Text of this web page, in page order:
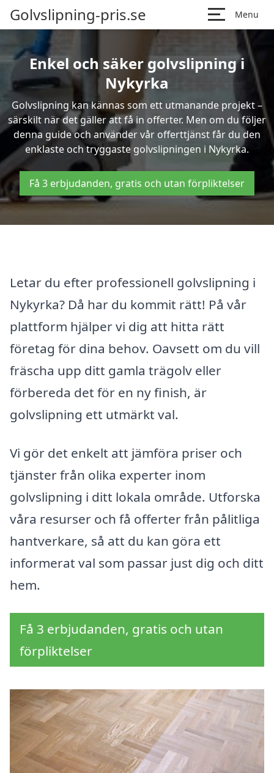
Golvslipning-pris.se Menu
Enkel och säker golvslipning i
Nykyrka
Golvslipning kan kännas som ett utmanande projekt –
särskilt när det gäller att få in offerter. Men om du följer
denna guide och använder vår offerttjänst får du den
enklaste och tryggaste golvslipningen i Nykyrka.
Få 3 erbjudanden, gratis och utan förpliktelser
Letar du efter professionell golvslipning i
Nykyrka? Då har du kommit rätt! På vår
plattform hjälper vi dig att hitta rätt
företag för dina behov. Oavsett om du vill
fräscha upp ditt gamla trägolv eller
förbereda det för en ny finish, är
golvslipning ett utmärkt val.
Vi gör det enkelt att jämföra priser och
tjänster från olika experter inom
golvslipning i ditt lokala område. Utforska
våra resurser och få offerter från pålitliga
hantverkare, så att du kan göra ett
informerat val som passar just dig och ditt
hem.
Få 3 erbjudanden, gratis och utan
förpliktelser